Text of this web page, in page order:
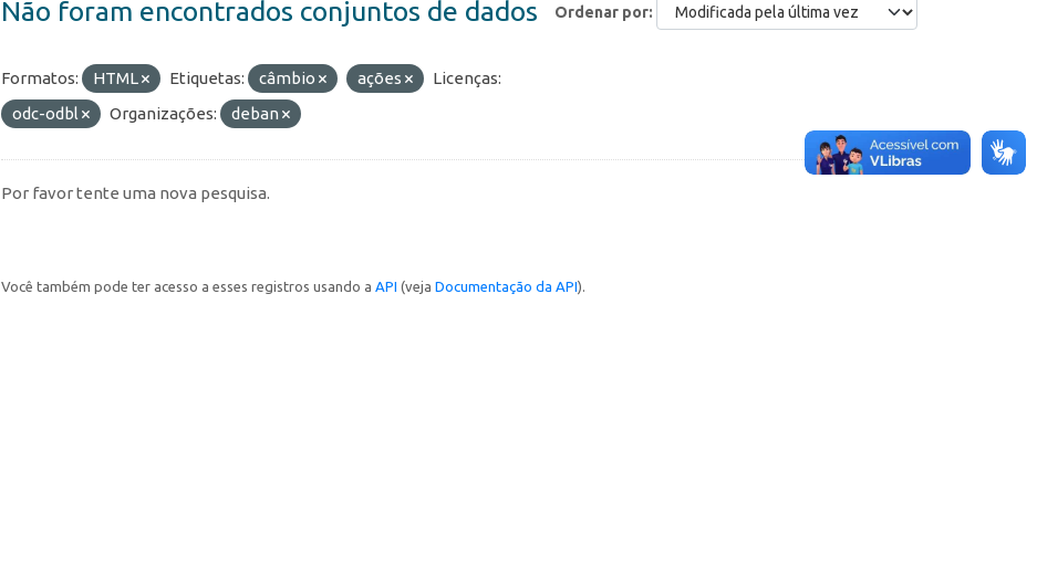
Ordenar por
Não foram encontrados conjuntos de dados
Formatos: HTML Etiquetas: câmbio ações
Licenças:
odc-odbl
Organizações: deban
Por favor tente uma nova pesquisa.
Você também pode ter acesso a esses registros usando a API (veja Documentação da API).